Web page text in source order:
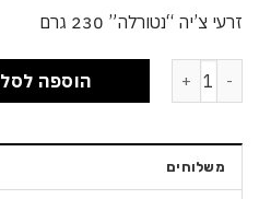
זרעי צ’יה “נטורלה” 230 גרם
כמות של זרעי צ'יה "נטורלה" 230 גרם - כשר לפסחהוספה לסל
משלוחים